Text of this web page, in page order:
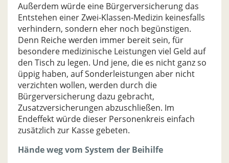
Außerdem würde eine Bürgerversicherung das
Entstehen einer Zwei-Klassen-Medizin keinesfalls
verhindern, sondern eher noch begünstigen.
Denn Reiche werden immer bereit sein, für
besondere medizinische Leistungen viel Geld auf
den Tisch zu legen. Und jene, die es nicht ganz so
üppig haben, auf Sonderleistungen aber nicht
verzichten wollen, werden durch die
Bürgerversicherung dazu gebracht,
Zusatzversicherungen abzuschließen. Im
Endeffekt würde dieser Personenkreis einfach
zusätzlich zur Kasse gebeten.
Hände weg vom System der Beihilfe